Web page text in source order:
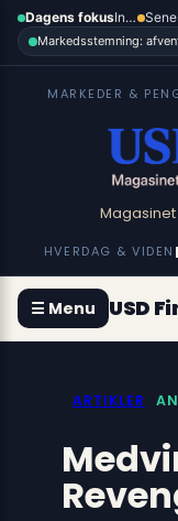
Spring
indhold
Dagens fokus Inflation, renter og dollar
Markedsstemning:
MARKEDER &
HVERDAG & VIDEN
☰ Menu USD
ARTIKLER